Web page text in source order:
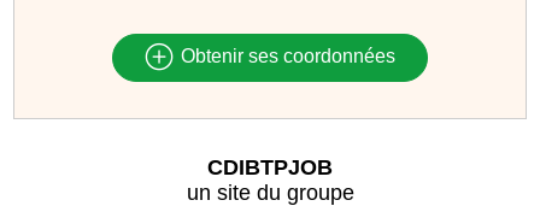
Obtenir ses coordonnées
CDIBTPJOB
un site du groupe